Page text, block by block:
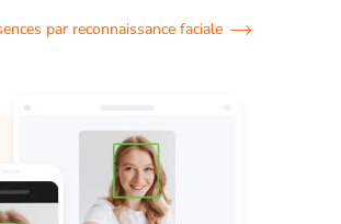
par reconnaissance faciale